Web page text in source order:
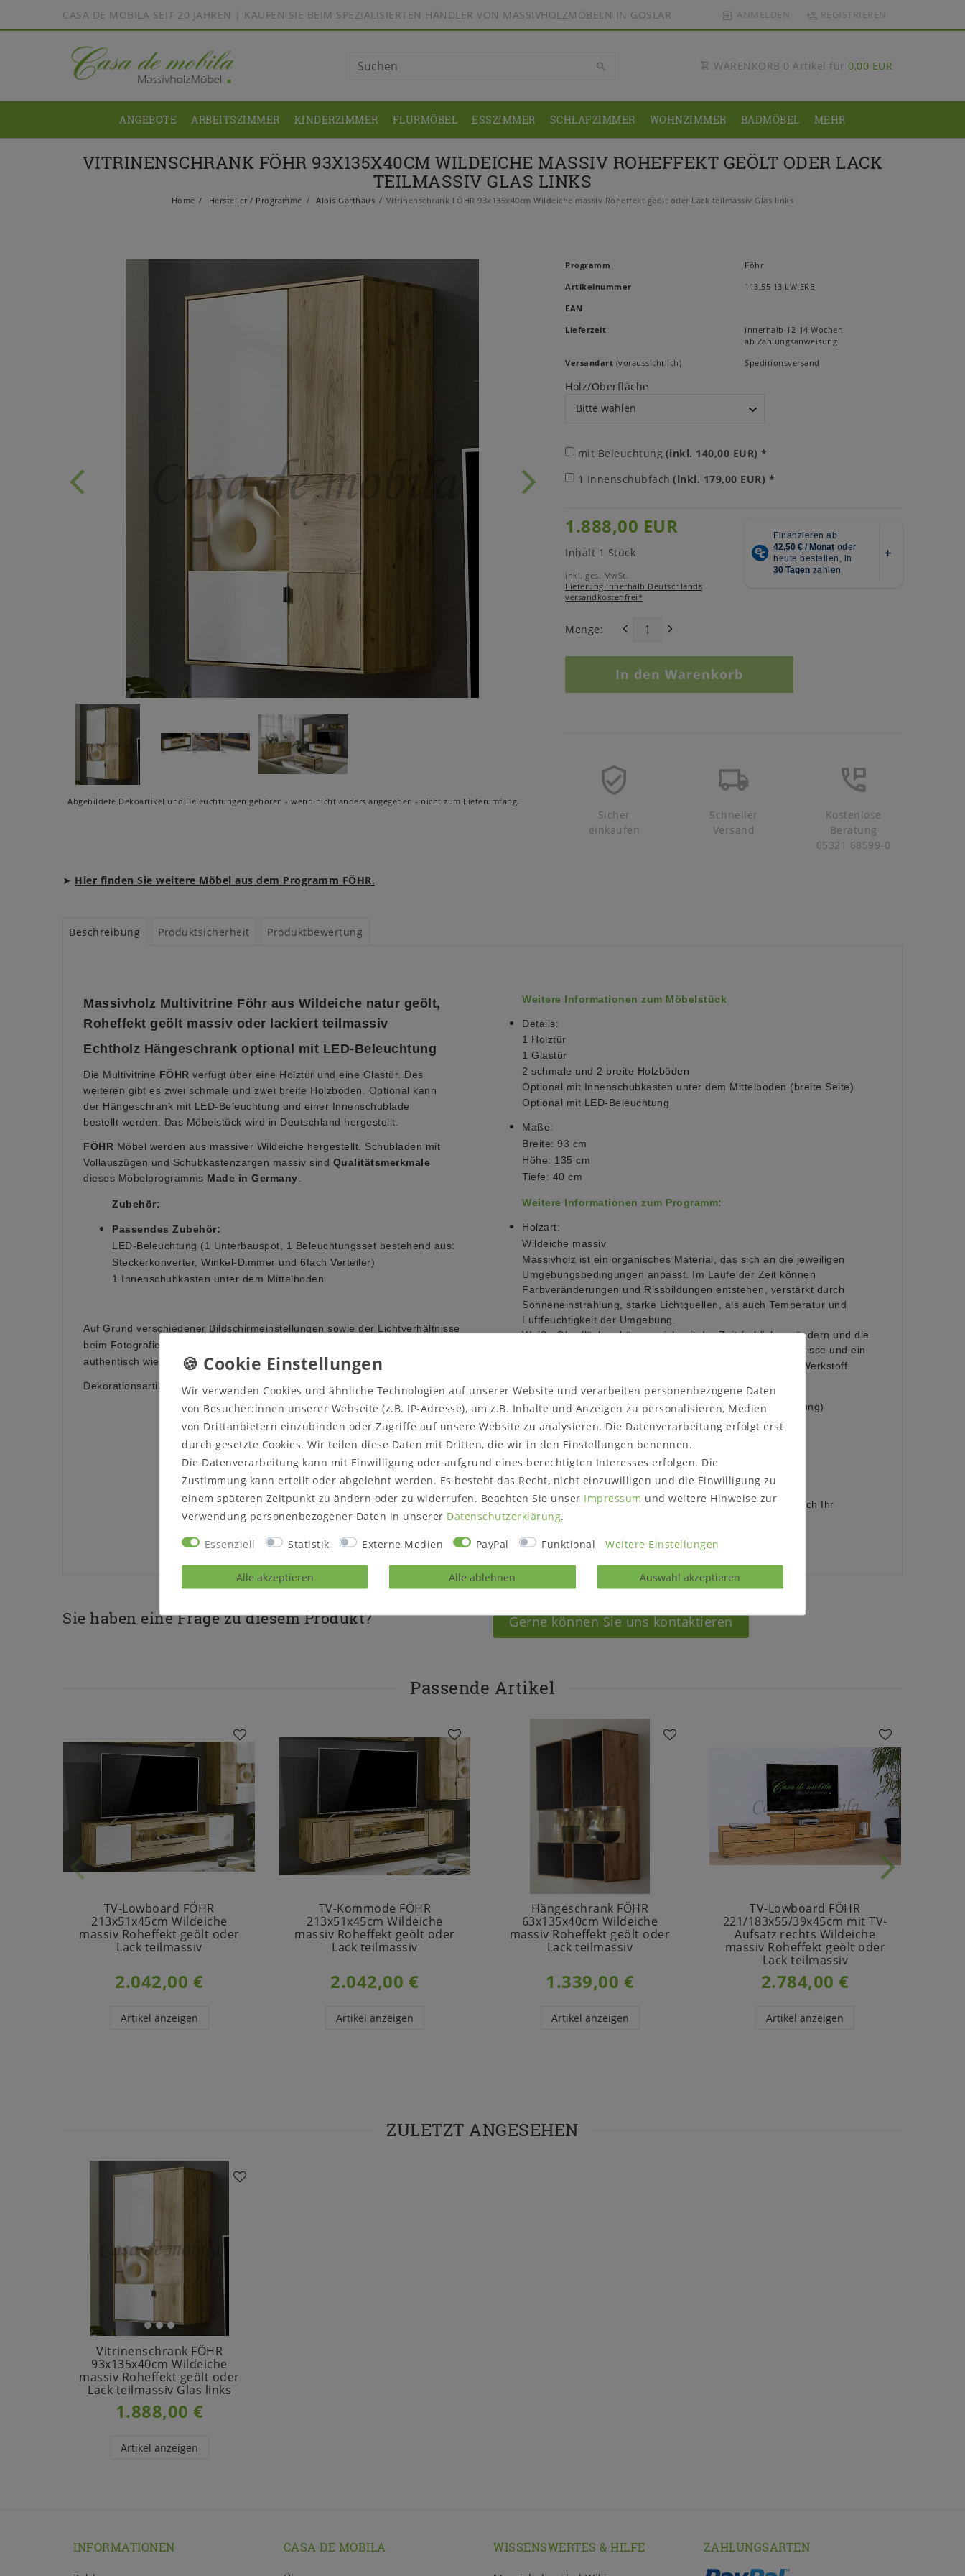
CASA DE MOBILA SEIT 20 JAHREN | KAUFEN SIE BEIM SPEZIALISIERTEN HÄNDLER VON MASSIVHOLZMÖBELN IN GOSLAR ANMELDEN REGISTRIEREN
WARENKORB 0 Artikel für 0,00 EUR
ANGEBOTE ARBEITSZIMMER KINDERZIMMER FLURMÖBEL ESSZIMMER SCHLAFZIMMER WOHNZIMMER BADMÖBEL MEHR
VITRINENSCHRANK FÖHR 93X135X40CM WILDEICHE MASSIV ROHEFFEKT GEÖLT ODER LACK
TEILMASSIV GLAS LINKS
Home Hersteller / Programme Alois Garthaus Vitrinenschrank FÖHR 93x135x40cm Wildeiche massiv Roheffekt geölt oder Lack teilmassiv Glas links
Abgebildete Dekoartikel und Beleuchtungen gehören - wenn nicht anders angegeben - nicht zum Lieferumfang.
Programm
Föhr
Artikelnummer
113.55 13 LW ERE
EAN
Lieferzeit
innerhalb 12-14 Wochen
ab Zahlungsanweisung
Versandart (voraussichtlich) Speditionsversand
Holz/Oberfläche
mit Beleuchtung (inkl. 140,00 EUR) *
1 Innenschubfach (inkl. 179,00 EUR) *
1.888,00 EUR
Inhalt 1 Stück
inkl. ges. MwSt.
Lieferung innerhalb Deutschlands
versandkostenfrei*
Menge:
In den Warenkorb
Sicher
einkaufen
Schneller
Versand
Kostenlose
Beratung
05321 68599-0
➤ Hier finden Sie weitere Möbel aus dem Programm FÖHR.
Beschreibung Produktsicherheit Produktbewertung
Massivholz Multivitrine Föhr aus Wildeiche natur geölt,
Roheffekt geölt massiv oder lackiert teilmassiv
Echtholz Hängeschrank optional mit LED-Beleuchtung
Die Multivitrine FÖHR verfügt über eine Holztür und eine Glastür. Des
weiteren gibt es zwei schmale und zwei breite Holzböden. Optional kann
der Hängeschrank mit LED-Beleuchtung und einer Innenschublade
bestellt werden. Das Möbelstück wird in Deutschland hergestellt.
FÖHR Möbel werden aus massiver Wildeiche hergestellt. Schubladen mit
Vollauszügen und Schubkastenzargen massiv sind Qualitätsmerkmale
dieses Möbelprogramms Made in Germany.
Zubehör:
Passendes Zubehör:
LED-Beleuchtung (1 Unterbauspot, 1 Beleuchtungsset bestehend aus:
Steckerkonverter, Winkel-Dimmer und 6fach Verteiler)
1 Innenschubkasten unter dem Mittelboden
Auf Grund verschiedener Bildschirmeinstellungen sowie der Lichtverhältnisse
beim Fotografieren kann es dazu führen, dass die Farbe des Artikels nicht
authentisch wiedergegeben wird.
Dekorationsartikel sind nicht im Lieferumfang enthalten.
Weitere Informationen zum Möbelstück
Details:
1 Holztür
1 Glastür
2 schmale und 2 breite Holzböden
Optional mit Innenschubkasten unter dem Mittelboden (breite Seite)
Optional mit LED-Beleuchtung
Maße:
Breite: 93 cm
Höhe: 135 cm
Tiefe: 40 cm
Weitere Informationen zum Programm:
Holzart:
Wildeiche massiv
Massivholz ist ein organisches Material, das sich an die jeweiligen
Umgebungsbedingungen anpasst. Im Laufe der Zeit können
Farbveränderungen und Rissbildungen entstehen, verstärkt durch
Sonneneinstrahlung, starke Lichtquellen, als auch Temperatur und
Luftfeuchtigkeit der Umgebung.
Weiße Oberflächen können sich mit der Zeit farblich verändern und die
Äste werden sichtbarer. Spannungen im Holz, sowie Haarrisse und ein
Verziehen des Holzes sind typisch für diesen natürlichen Werkstoff.
Oberflächenbehandlung (wahlweise):
Wildeiche massiv natur geöltoder Roheffekt geölt
(Abbildung)
teilmassiv lackiert in weiß (Abbildung), carbon oder taupe
Lieferzustand:
Alle Elemente komplett montiert
Hinweis zur Anlieferung:
Bitte prüfen Sie vor dem Bestellen, ob das Möbelstück durch Ihr
Treppenhaus/die Zugänge passt.
Sie haben eine Frage zu diesem Produkt? Gerne können Sie uns kontaktieren
Passende Artikel
TV-Lowboard FÖHR
213x51x45cm Wildeiche
massiv Roheffekt geölt oder
Lack teilmassiv
2.042,00 €
Artikel anzeigen
TV-Kommode FÖHR
213x51x45cm Wildeiche
massiv Roheffekt geölt oder
Lack teilmassiv
2.042,00 €
Artikel anzeigen
Hängeschrank FÖHR
63x135x40cm Wildeiche
massiv Roheffekt geölt oder
Lack teilmassiv
1.339,00 €
Artikel anzeigen
TV-Lowboard FÖHR
221/183x55/39x45cm mit TV-
Aufsatz rechts Wildeiche
massiv Roheffekt geölt oder
Lack teilmassiv
2.784,00 €
Artikel anzeigen
ZULETZT ANGESEHEN
Vitrinenschrank FÖHR
93x135x40cm Wildeiche
massiv Roheffekt geölt oder
Lack teilmassiv Glas links
1.888,00 €
Artikel anzeigen
INFORMATIONEN CASA DE MOBILA WISSENSWERTES & HILFE ZAHLUNGSARTEN
Wir verwenden Cookies und ähnliche Technologien auf unserer Website und verarbeiten personenbezogene Daten
von Besucher:innen unserer Webseite (z.B. IP-Adresse), um z.B. Inhalte und Anzeigen zu personalisieren, Medien
von Drittanbietern einzubinden oder Zugriffe auf unsere Website zu analysieren. Die Datenverarbeitung erfolgt erst
durch gesetzte Cookies. Wir teilen diese Daten mit Dritten, die wir in den Einstellungen benennen.
Die Datenverarbeitung kann mit Einwilligung oder aufgrund eines berechtigten Interesses erfolgen. Die
Zustimmung kann erteilt oder abgelehnt werden. Es besteht das Recht, nicht einzuwilligen und die Einwilligung zu
einem späteren Zeitpunkt zu ändern oder zu widerrufen. Beachten Sie unser Impressum und weitere Hinweise zur
Verwendung personenbezogener Daten in unserer Daten­schutz­erklärung.
Essenziell Statistik Externe Medien PayPal Funktional Weitere Einstellungen
Alle akzeptieren Alle ablehnen Auswahl akzeptieren